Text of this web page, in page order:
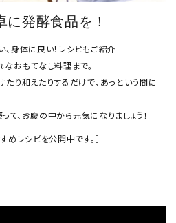
に発酵食品を！
、身体に良い！レシピもご紹介
なおもてなし料理まで。
たり和えたりするだけで、あっという間に
て、お腹の中から元気になりましょう！
めレシピを公開中です。］